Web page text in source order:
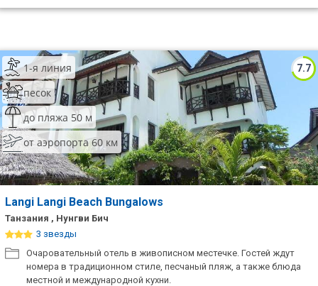
7.7
1-я линия
песок
до пляжа 50 м
от аэропорта 60 км
Langi Langi Beach Bungalows
Танзания , Нунгви Бич
3 звезды
Очаровательный отель в живописном местечке. Гостей ждут
номера в традиционном стиле, песчаный пляж, а также блюда
местной и международной кухни.